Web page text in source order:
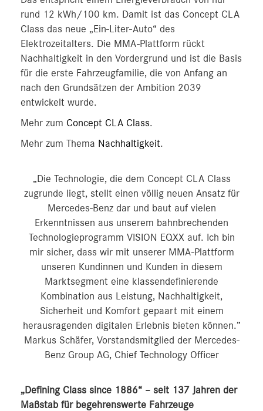
rund 12 kWh/100 km. Damit ist das Concept CLA
Class das neue „Ein-Liter-Auto“ des
Elektrozeitalters. Die MMA-Plattform rückt
Nachhaltigkeit in den Vordergrund und ist die Basis
für die erste Fahrzeugfamilie, die von Anfang an
nach den Grundsätzen der Ambition 2039
entwickelt wurde.
Mehr zum Concept CLA Class.
Mehr zum Thema Nachhaltigkeit.
„Die Technologie, die dem Concept CLA Class
zugrunde liegt, stellt einen völlig neuen Ansatz für
Mercedes‑Benz dar und baut auf vielen
Erkenntnissen aus unserem bahnbrechenden
Technologieprogramm VISION EQXX auf. Ich bin
mir sicher, dass wir mit unserer MMA-Plattform
unseren Kundinnen und Kunden in diesem
Marktsegment eine klassendefinierende
Kombination aus Leistung, Nachhaltigkeit,
Sicherheit und Komfort gepaart mit einem
herausragenden digitalen Erlebnis bieten können.”
Markus Schäfer, Vorstandsmitglied der Mercedes-
Benz Group AG, Chief Technology Officer
„Defining Class since 1886“ – seit 137 Jahren der
Maßstab für begehrenswerte Fahrzeuge